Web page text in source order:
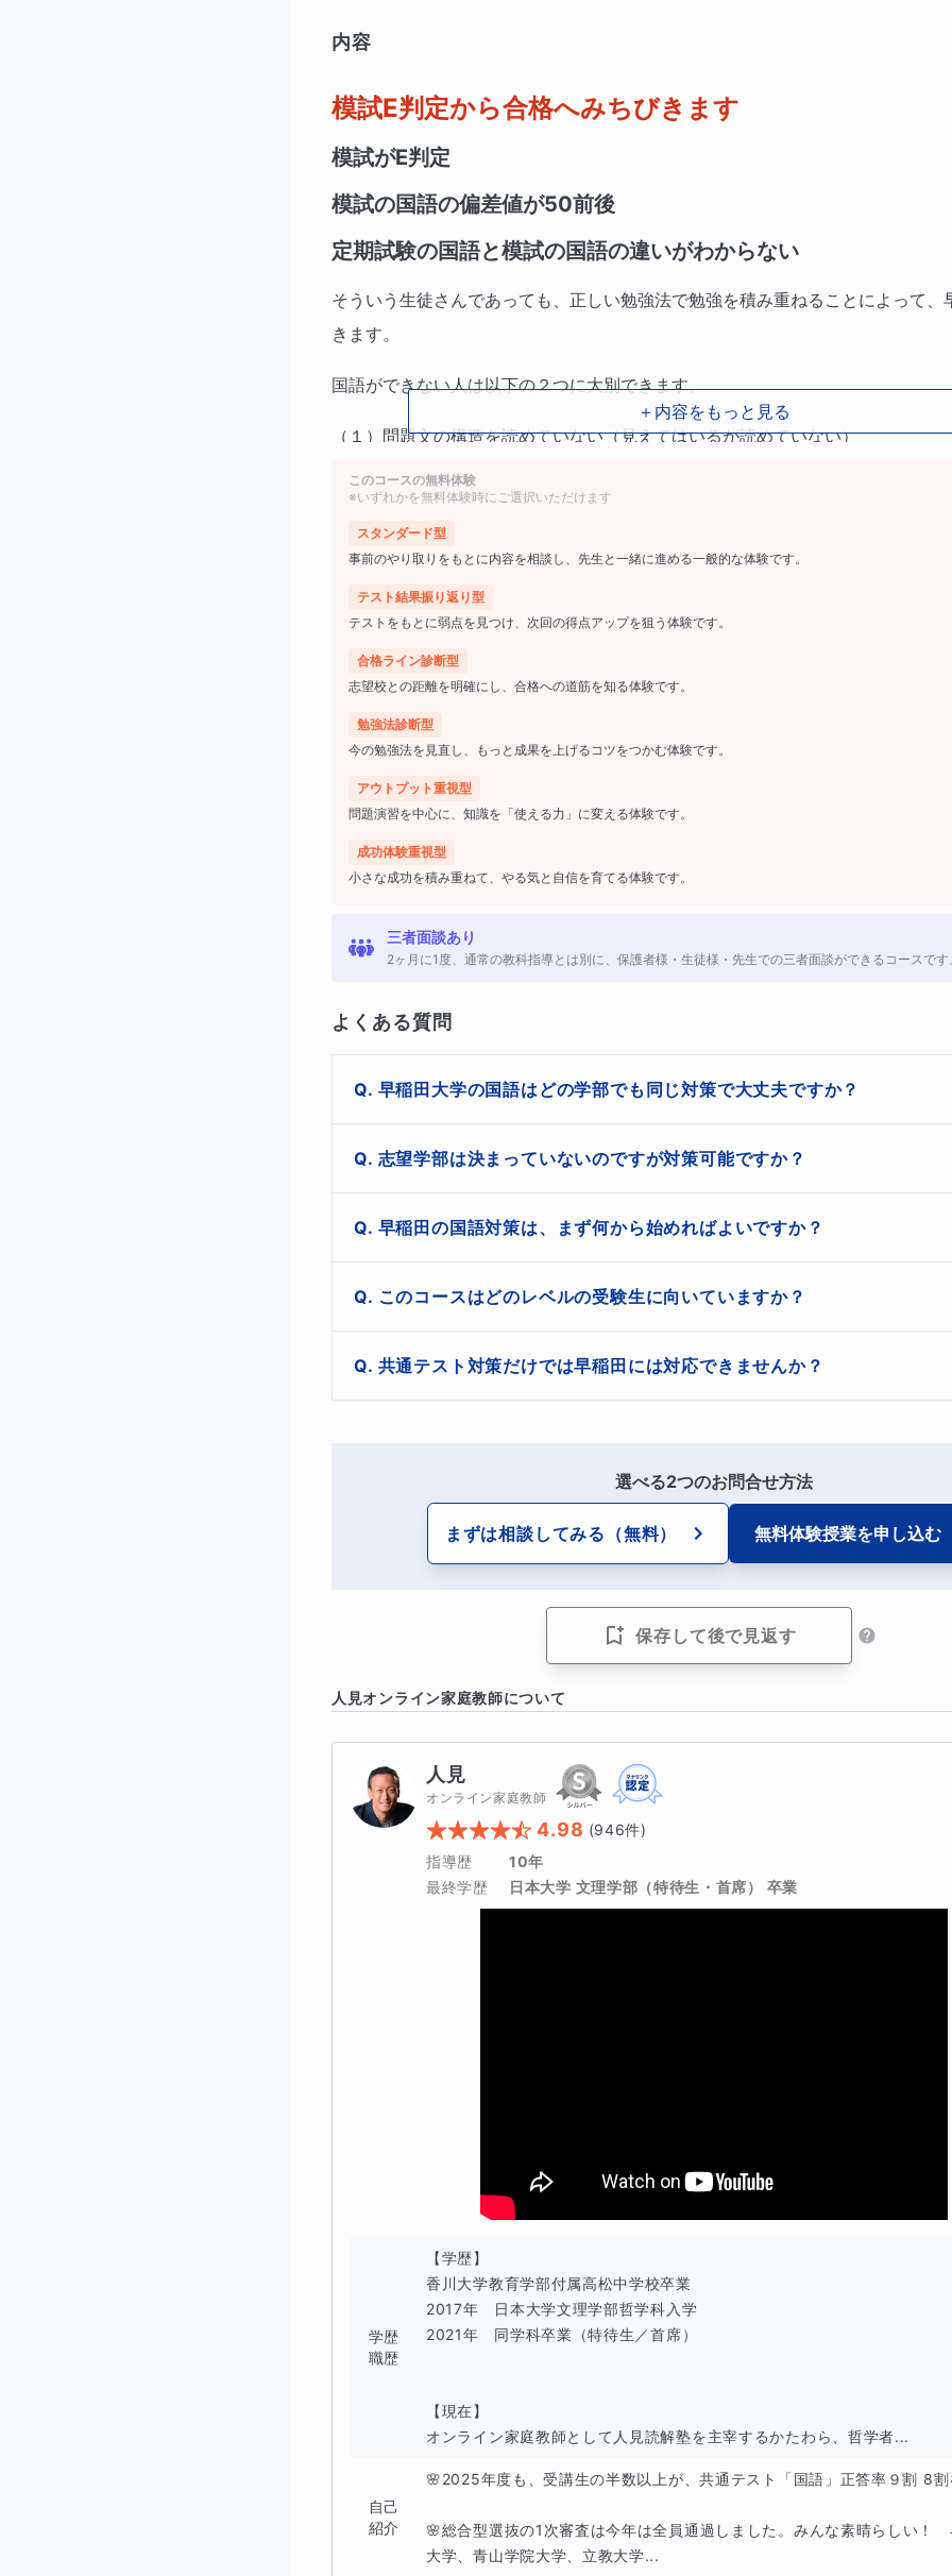
内容
模試E判定から合格へみちびきます
模試がE判定
模試の国語の偏差値が50前後
定期試験の国語と模試の国語の違いがわからない
そういう生徒さんであっても、正しい勉強法で勉強を積み重ねることによって、
きます。
国語ができない人は以下の２つに大別できます。
（１）問題文の構造を読めていない（見えてはいるが読めていない）
（２）選択肢を消すテクニックを誰からも教わってこなかった
これだけです。この講座では上記の２つを、過去問演習をとおして、徹底的に鍛
共通テストの過去問と『早稲田の国語』を使用します。必要に応じて、志望学部
う。
私のようなプロからすれば、早稲田の国語であろうと立教大学の国語であろうと
あろうと、どれも問題「構造」は同じだと認識できますが、高校生にとって早稲
の私大や共通テストとは性質が大きく異なると感じられると思います。
多くの私立大学では、「速く読む」「設問パターンに慣れる」ことであるていど
特に現代文では、哲学・思想・法学・文化論など抽象度の高い評論文が頻出しま
をゆく「第3の道」なんて言われてもなんのことかわからないですよね？ たとえ
有利かと思います。
簡単に申せば、
・文構造を理解しないと誤答が増える
といった特徴があります。
「共通テストで点が取れるから大丈夫」という発想では危険です。早稲田は、問
出題形式・試験時間・難易度から見る早稲田国語の傾
・大問3題くらいの構成（一般的でしょう）
・試験時間は60～90分前後
という形式が一般的です。形式じたいは一般的ですね。
一方、難易度は、国公立二次試験（特に旧帝大の現代文）と近い傾向があります
依拠して読解できないと、印刷されている文字列を目で追うだけで、何も「読め
・選択肢を“内容で”ではなく“単語一致やセンテンス一致で”切れるか
これらに尽きます。
早稲田は「なんとなく正しそう」ではなく、「本文のどの語と一致しているか」
点差がつく現代文の「読み方」と「設問への答え方」
高得点層と失点しやすい受験生の違いは明確です。
＋内容をもっと見る
このコースの無料体験
※いずれかを無料体験時にご選択いただけます
スタンダード型
事前のやり取りをもとに内容を相談し、先生と一緒に進める一般的な体験です。
テスト結果振り返り型
テストをもとに弱点を見つけ、次回の得点アップを狙う体験です。
合格ライン診断型
志望校との距離を明確にし、合格への道筋を知る体験です。
勉強法診断型
今の勉強法を見直し、もっと成果を上げるコツをつかむ体験です。
アウトプット重視型
問題演習を中心に、知識を「使える力」に変える体験です。
成功体験重視型
小さな成功を積み重ねて、やる気と自信を育てる体験です。
三者面談あり
2ヶ月に1度、通常の教科指導とは別に、保護者様・生徒様・先生での三者面談ができるコースです
よくある質問
早稲田大学の国語はどの学部でも同じ対策で大丈夫ですか？
とりあえず同じで大丈夫。つまり、みなさん『早稲田の国語』という複数学部の入試
いる問題集から入ります。それを終えてから、学部ごとの赤本に取り組むといいです
志望学部は決まっていないのですが対策可能ですか？
もちろんです。対策しながら一緒に学部を決めましょう！
早稲田の国語対策は、まず何から始めればよいですか？
まずは自力で問題文を読み慣れること。総読解時間数が少ないと私の解説に感動する
それが身につかないと思います。生徒を見ていて私はそう感じます。「ああ、この子
入っているけど身が入ってないなあ」とか、そんなことはZoomの画面越しに手に取
です。
このコースはどのレベルの受験生に向いていますか？
私は偏差値４０であろうと７０であろうと、その生徒に応じた授業をし、毎年合格さ
どんなレベルの生徒さんでもOKです。早稲田国語は「難しい」のではありません。
る」試験です。一緒に正しい解き方を身につけましょう。
共通テスト対策だけでは早稲田には対応できませんか？
選べる2つのお問合せ方法
まずは相談してみる （無料） 無料体験授業を申し込む
保存して後で見返す
人見オンライン家庭教師について
人見
オンライン家庭教師
4.98 (946件)
指導歴
10年
最終学歴
日本大学 文理学部（特待生・首席） 卒業
学歴
職歴
【学歴】
香川大学教育学部付属高松中学校卒業
2017年　日本大学文理学部哲学科入学
2021年　同学科卒業（特待生／首席）
【現在】
オンライン家庭教師として人見読解塾を主宰するかたわら、哲学者...
自己
紹介
🌸2025年度も、受講生の半数以上が、共通テスト「国語」正答率９割 8割
🌸総合型選抜の1次審査は今年は全員通過しました。みんな素晴らしい！
大学、青山学院大学、立教大学...